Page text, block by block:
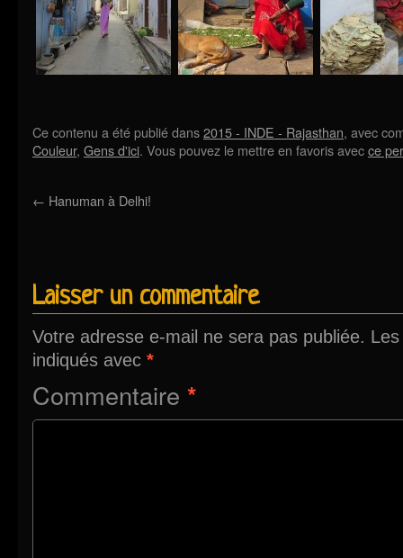
Ce contenu a été publié dans2015 - INDE - Rajasthan, avec
Couleur, Gens d'ici. Vous pouvez le mettre en favoris avecce
← Hanuman à Delhi!
Laisser un commentaire
Votre adresse e-mail ne sera pas publiée.
indiqués avec *
Commentaire *